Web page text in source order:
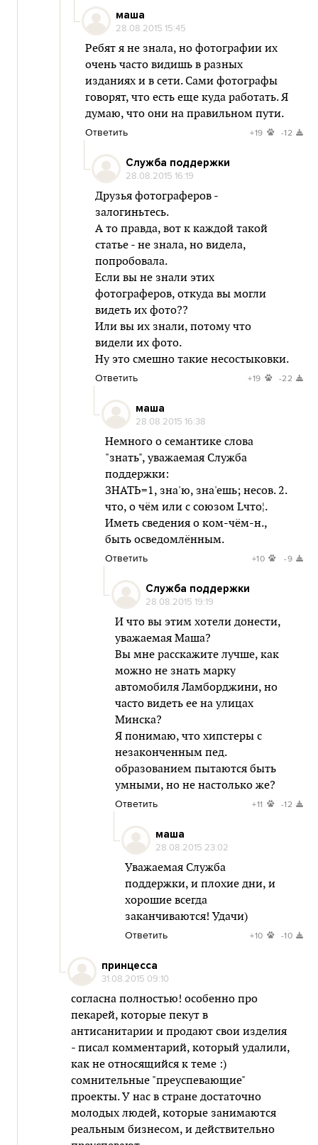
маша
28.08.2015 15:45
Ребят я не знала, но фотографии их
очень часто видишь в разных
изданиях и в сети. Сами фотографы
говорят, что есть еще куда работать. Я
думаю, что они на правильном пути.
Ответить +19 -12
Служба поддержки
28.08.2015 16:19
Друзья фотограферов -
залогиньтесь.
А то правда, вот к каждой такой
статье - не знала, но видела,
попробовала.
Если вы не знали этих
фотограферов, откуда вы могли
видеть их фото??
Или вы их знали, потому что
видели их фото.
Ну это смешно такие несостыковки.
Ответить +19 -22
маша
28.08.2015 16:38
Немного о семантике слова
"знать", уважаемая Служба
поддержки:
ЗНАТЬ=1, зна'ю, зна'ешь; несов. 2.
что, о чём или с союзом Lчто¦.
Иметь сведения о ком-чём-н.,
быть осведомлённым.
Ответить +10 -9
Служба поддержки
28.08.2015 19:19
И что вы этим хотели донести,
уважаемая Маша?
Вы мне расскажите лучше, как
можно не знать марку
автомобиля Ламборджини, но
часто видеть ее на улицах
Минска?
Я понимаю, что хипстеры с
незаконченным пед.
образованием пытаются быть
умными, но не настолько же?
Ответить +11 -12
маша
28.08.2015 23:02
Уважаемая Служба
поддержки, и плохие дни, и
хорошие всегда
заканчиваются! Удачи)
Ответить +10 -10
принцесса
31.08.2015 09:10
согласна полностью! особенно про
пекарей, которые пекут в
антисанитарии и продают свои изделия
- писал комментарий, который удалили,
как не относящийся к теме :)
сомнительные "преуспевающие"
проекты. У нас в стране достаточно
молодых людей, которые занимаются
реальным бизнесом, и действительно